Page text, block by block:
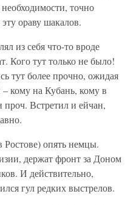
точно
ораву шакалов.
из себя что-то вроде
Кого тут только не было!
тут более прочно, ожидая
кому на Кубань, кому в
Встретил и ейчан,
Ростове) опять немцы.
держат фронт за Доном
И действительно,
гул редких выстрелов.